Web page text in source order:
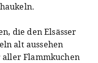
die den Elsässer
alt aussehen
Flammkuchen